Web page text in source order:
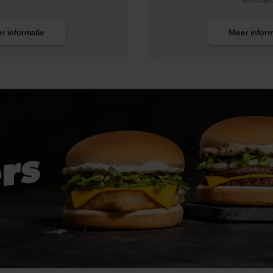
informatie Meer